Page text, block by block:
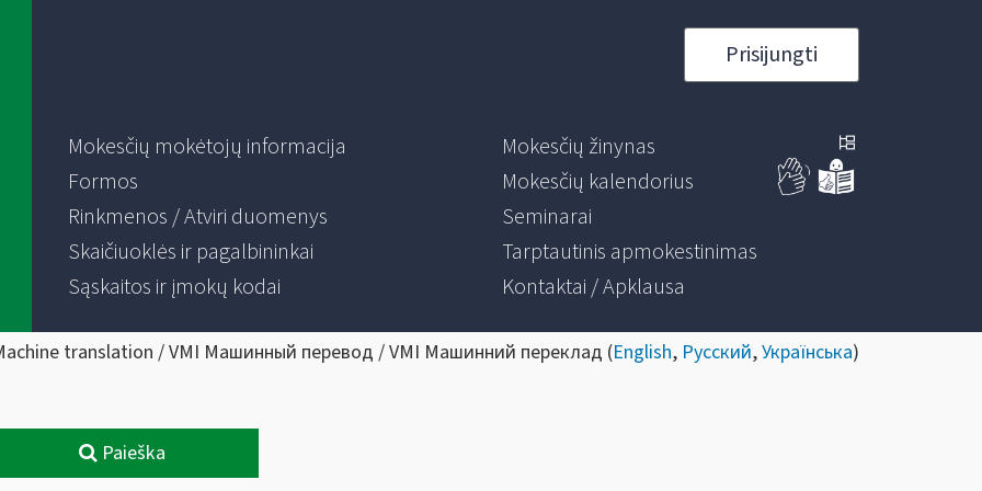
Prisijungti
Mokesčių mokėtojų informacija
Formos
Rinkmenos / Atviri duomenys
Skaičiuoklės ir pagalbininkai
Sąskaitos ir įmokų kodai
Mokesčių žinynas
Mokesčių kalendorius
Seminarai
Tarptautinis apmokestinimas
Kontaktai / Apklausa
translation / VMI Машинный перевод / VMI Машинний переклад (English, Русский,Українська)
Paieška